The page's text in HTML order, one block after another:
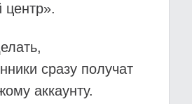
центр».
сразу получат
аккаунту.